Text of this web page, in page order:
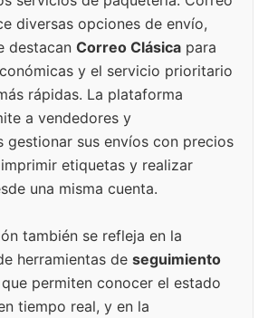
diversas opciones de envío,
destacan Correo Clásica para
y el servicio prioritario
rápidas. La plataforma
a vendedores y
gestionar sus envíos con precios
etiquetas y realizar
una misma cuenta.
también se refleja en la
herramientas de seguimiento
que permiten conocer el estado
tiempo real, y en la